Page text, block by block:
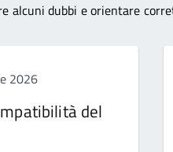
alcuni dubbi e orientare
2026
del